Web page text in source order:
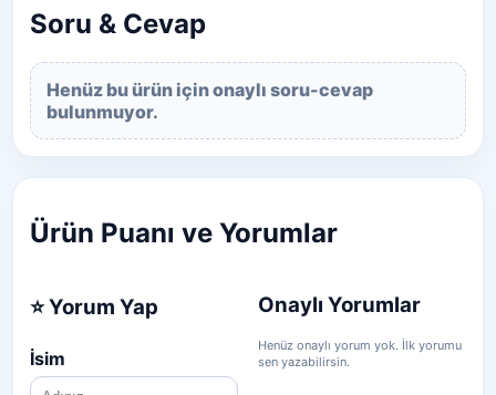
Soru & Cevap
Henüz bu ürün için onaylı soru-cevap
bulunmuyor.
Ürün Puanı ve Yorumlar
⭐ Yorum Yap
İsim
Onaylı Yorumlar
Henüz onaylı yorum yok. İlk yorumu
sen yazabilirsin.